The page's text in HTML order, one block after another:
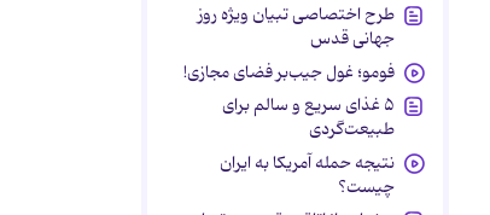
طرح اختصاصی تبیان ویژه روز
جهانی قدس
فومو؛ غول جیب‌بر فضای مجازی!
۵ غذای سریع و سالم برای
طبیعت‌گردی
نتیجه حمله آمریکا به ایران
چیست؟